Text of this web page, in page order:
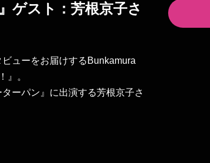
ゲスト：芳根京子さ
ューをお届けするBunkamura
』。
ーパン』に出演する芳根京子さ